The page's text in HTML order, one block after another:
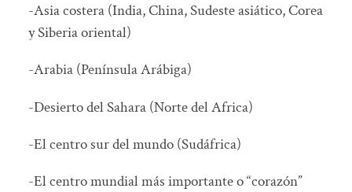
-Asia costera (India, China, Sudeste asiático, Corea
y Siberia oriental)
-Arabia (Península Arábiga)
-Desierto del Sahara (Norte del Africa)
-El centro sur del mundo (Sudáfrica)
-El centro mundial más importante o “corazón”